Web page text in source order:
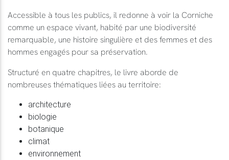
Accessible à tous les publics, il redonne à voir la Corniche
comme un espace vivant, habité par une biodiversité
remarquable, une histoire singulière et des femmes et des
hommes engagés pour sa préservation.
Structuré en quatre chapitres, le livre aborde de
nombreuses thématiques liées au territoire:
architecture
biologie
botanique
climat
environnement